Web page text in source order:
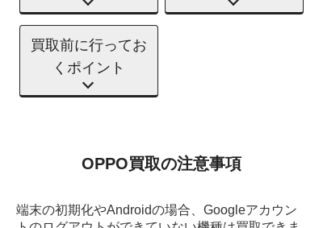
買取前に行ってお
くポイント
OPPO買取の注意事項
端末の初期化やAndroidの場合、Googleアカウン